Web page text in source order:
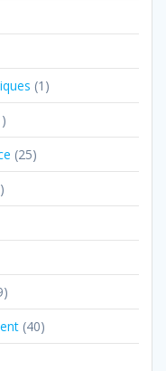
(1)
(25)
(40)